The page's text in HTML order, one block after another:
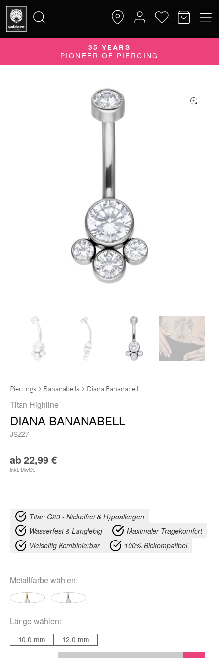
nach:
35 YEARS
PIONEER OF PIERCING
Piercings Bananabells Diana Bananabell
Titan Highline
DIANA BANANABELL
JSZ27
ab 22,99 €
inkl. MwSt.
Titan G23 - Nickelfrei & Hypoallergen
Wasserfest & Langlebig
Maximaler Tragekomfort
Vielseitig Kombinierbar
100% Biokompatibel
Metallfarbe wählen:
Länge wählen:
10,0 mm 12,0 mm